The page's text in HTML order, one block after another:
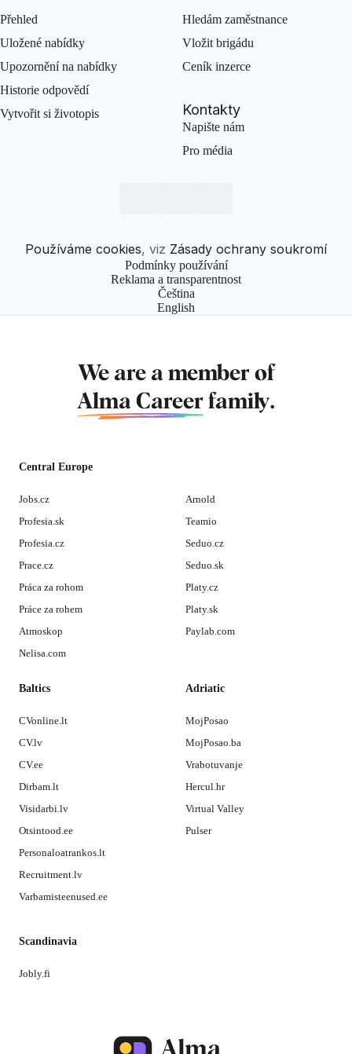
Přehled
Uložené nabídky
Upozornění na nabídky
Historie odpovědí
Vytvořit si životopis
Hledám zaměstnance
Vložit brigádu
Ceník inzerce
Kontakty
Napište nám
Pro média
Používáme cookies, viz Zásady ochrany soukromí
Podmínky používání
Reklama a transparentnost
Čeština
English
We are a member of
Alma Career family.
Central Europe
Jobs.cz
Profesia.sk
Profesia.cz
Prace.cz
Práca za rohom
Práce za rohem
Atmoskop
Nelisa.com
Arnold
Teamio
Seduo.cz
Seduo.sk
Platy.cz
Platy.sk
Paylab.com
Baltics
CVonline.lt
CV.lv
CV.ee
Dirbam.lt
Visidarbi.lv
Otsintood.ee
Personaloatrankos.lt
Recruitment.lv
Varbamisteenused.ee
Adriatic
MojPosao
MojPosao.ba
Vrabotuvanje
Hercul.hr
Virtual Valley
Pulser
Scandinavia
Jobly.fi